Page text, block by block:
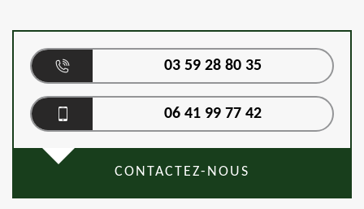
03 59 28 80 35
06 41 99 77 42
CONTACTEZ-NOUS